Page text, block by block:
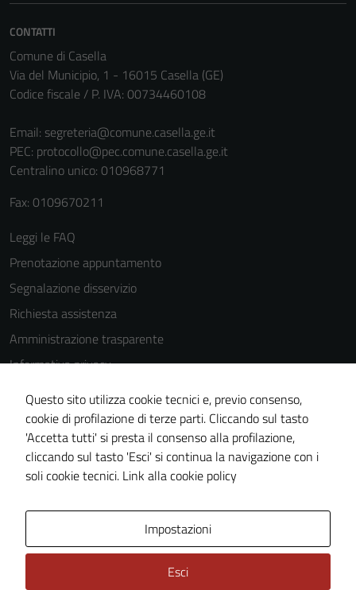
CONTATTI
Comune di Casella
Via del Municipio, 1 - 16015 Casella (GE)
Codice fiscale / P. IVA: 00734460108
Email: segreteria@comune.casella.ge.it
PEC: protocollo@pec.comune.casella.ge.it
Centralino unico: 010968771
Fax: 0109670211
Leggi le FAQ
Prenotazione appuntamento
Segnalazione disservizio
Richiesta assistenza
Amministrazione trasparente
Informativa privacy
Cookie Policy
Note legali
Dichiarazione di accessibilità
Piano di miglioramento del sito
Questo sito utilizza cookie tecnici e, previo consenso,
cookie di profilazione di terze parti. Cliccando sul tasto
'Accetta tutti' si presta il consenso alla profilazione,
cliccando sul tasto 'Esci' si continua la navigazione con i
soli cookie tecnici. Link alla cookie policy
Impostazioni
Esci
possono
essere
disabilitati.
Questi cookie
non raccolgono
personali.